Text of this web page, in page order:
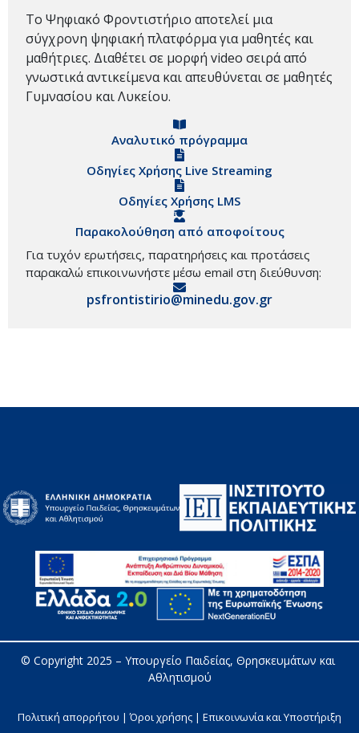
Το Ψηφιακό Φροντιστήριο αποτελεί μια
σύγχρονη ψηφιακή πλατφόρμα για μαθητές και
μαθήτριες. Διαθέτει σε μορφή video σειρά από
γνωστικά αντικείμενα και απευθύνεται σε μαθητές
Γυμνασίου και Λυκείου.
Αναλυτικό πρόγραμμα
Οδηγίες Χρήσης Live Streaming
Οδηγίες Χρήσης LMS
Παρακολούθηση από αποφοίτους
Για τυχόν ερωτήσεις, παρατηρήσεις και προτάσεις
παρακαλώ επικοινωνήστε μέσω email στη διεύθυνση:
psfrontistirio@minedu.gov.gr
© Copyright 2025 – Υπουργείο Παιδείας, Θρησκευμάτων και
Αθλητισμού
Πολιτική απορρήτου | Όροι χρήσης | Επικοινωνία και Υποστήριξη